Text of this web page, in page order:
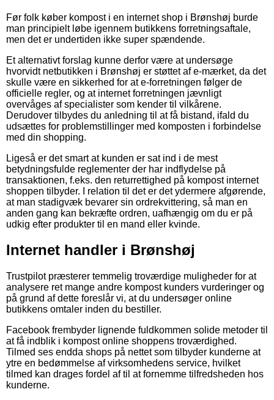
Før folk køber kompost i en internet shop i Brønshøj burde
man principielt løbe igennem butikkens forretningsaftale,
men det er undertiden ikke super spændende.
Et alternativt forslag kunne derfor være at undersøge
hvorvidt netbutikken i Brønshøj er støttet af e-mærket, da det
skulle være en sikkerhed for at e-forretningen følger de
officielle regler, og at internet forretningen jævnligt
overvåges af specialister som kender til vilkårene.
Derudover tilbydes du anledning til at få bistand, ifald du
udsættes for problemstillinger med komposten i forbindelse
med din shopping.
Ligeså er det smart at kunden er sat ind i de mest
betydningsfulde reglementer der har indflydelse på
transaktionen, f.eks. den returrettighed på kompost internet
shoppen tilbyder. I relation til det er det ydermere afgørende,
at man stadigvæk bevarer sin ordrekvittering, så man en
anden gang kan bekræfte ordren, uafhængig om du er på
udkig efter produkter til en mand eller kvinde.
Internet handler i Brønshøj
Trustpilot præsterer temmelig troværdige muligheder for at
analysere ret mange andre kompost kunders vurderinger og
på grund af dette foreslår vi, at du undersøger online
butikkens omtaler inden du bestiller.
Facebook frembyder lignende fuldkommen solide metoder til
at få indblik i kompost online shoppens troværdighed.
Tilmed ses endda shops på nettet som tilbyder kunderne at
ytre en bedømmelse af virksomhedens service, hvilket
tilmed kan drages fordel af til at fornemme tilfredsheden hos
kunderne.